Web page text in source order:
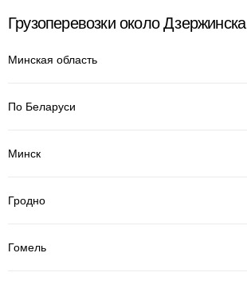
Грузоперевозки около Дзержинска
Минская область
По Беларуси
Минск
Гродно
Гомель